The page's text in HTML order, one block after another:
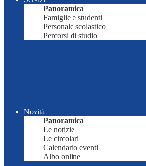
Panoramica
Famiglie e studenti
Personale scolastico
Percorsi di studio
Novità
Panoramica
Le notizie
Le circolari
Calendario eventi
Albo online